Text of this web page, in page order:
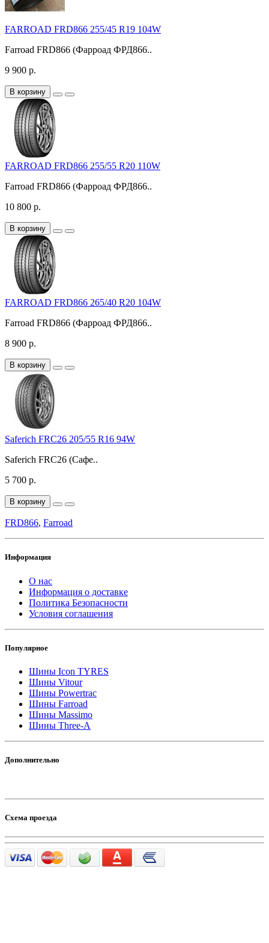
FARROAD FRD866 255/45 R19 104W
Farroad FRD866 (Фарроад ФРД866..
9 900 р.
В корзину
FARROAD FRD866 255/55 R20 110W
Farroad FRD866 (Фарроад ФРД866..
10 800 р.
В корзину
FARROAD FRD866 265/40 R20 104W
Farroad FRD866 (Фарроад ФРД866..
8 900 р.
В корзину
Saferich FRC26 205/55 R16 94W
Saferich FRC26 (Сафе..
5 700 р.
В корзину
FRD866, Farroad
Информация
О нас
Информация о доставке
Политика Безопасности
Условия соглашения
Популярное
Шины Icon TYRES
Шины Vitour
Шины Powertrac
Шины Farroad
Шины Massimo
Шины Three-A
Дополнительно
Схема проезда